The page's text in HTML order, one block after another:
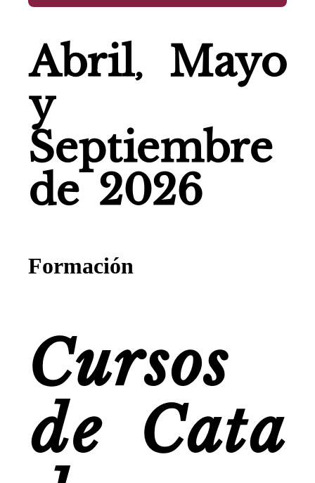
Abril, Mayo
y
Septiembre
de 2026
Formación
Cursos
de Cata